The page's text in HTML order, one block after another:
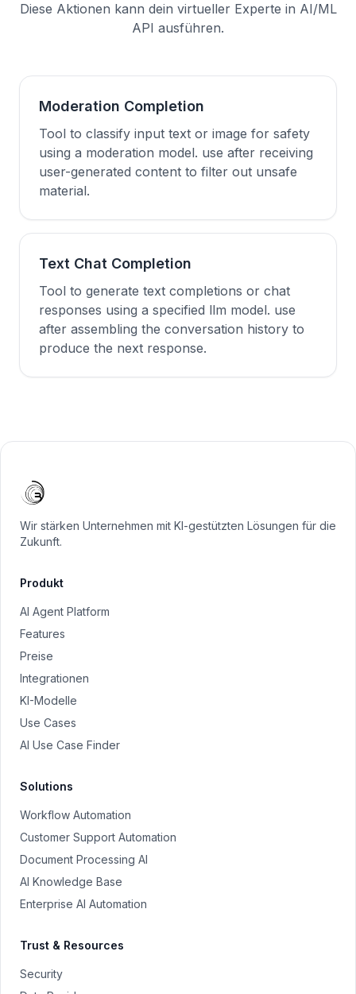
Diese Aktionen kann dein virtueller Experte in AI/ML
API ausführen.
Moderation Completion
Tool to classify input text or image for safety
using a moderation model. use after receiving
user-generated content to filter out unsafe
material.
Text Chat Completion
Tool to generate text completions or chat
responses using a specified llm model. use
after assembling the conversation history to
produce the next response.
Wir stärken Unternehmen mit KI-gestützten Lösungen für die
Zukunft.
Produkt
AI Agent Platform
Features
Preise
Integrationen
KI-Modelle
Use Cases
AI Use Case Finder
Solutions
Workflow Automation
Customer Support Automation
Document Processing AI
AI Knowledge Base
Enterprise AI Automation
Trust & Resources
Security